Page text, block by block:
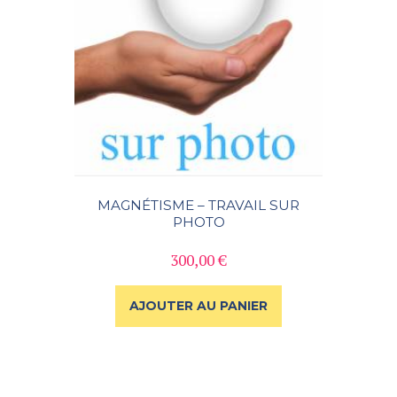
MAGNÉTISME – TRAVAIL SUR
PHOTO
300,00€
AJOUTER AU PANIER